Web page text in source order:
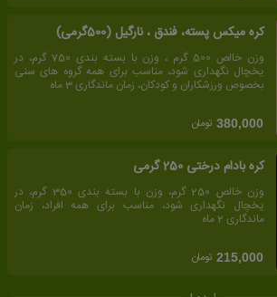
کره میکس پسته، فندق ، نارگیل (500گرمی)
وزن خالص 500 گرم ، وزن با بسته بندی 750 گرم، در
یخچال نگهداری شود، مناسب برای همه گروه های سنی
بخصوص ورزشکاران و کودکان، زمان ماندگاری 3 ماه
380,000 تومان
کره بادام درختی 250 گرمی
وزن خالص 250 گرم، وزن با بسته بندی 350 گرم، در
یخچال نگهداری شود، مناسب برای همه افراد، زمان
ماندگاری 2 ماه
215,000 تومان